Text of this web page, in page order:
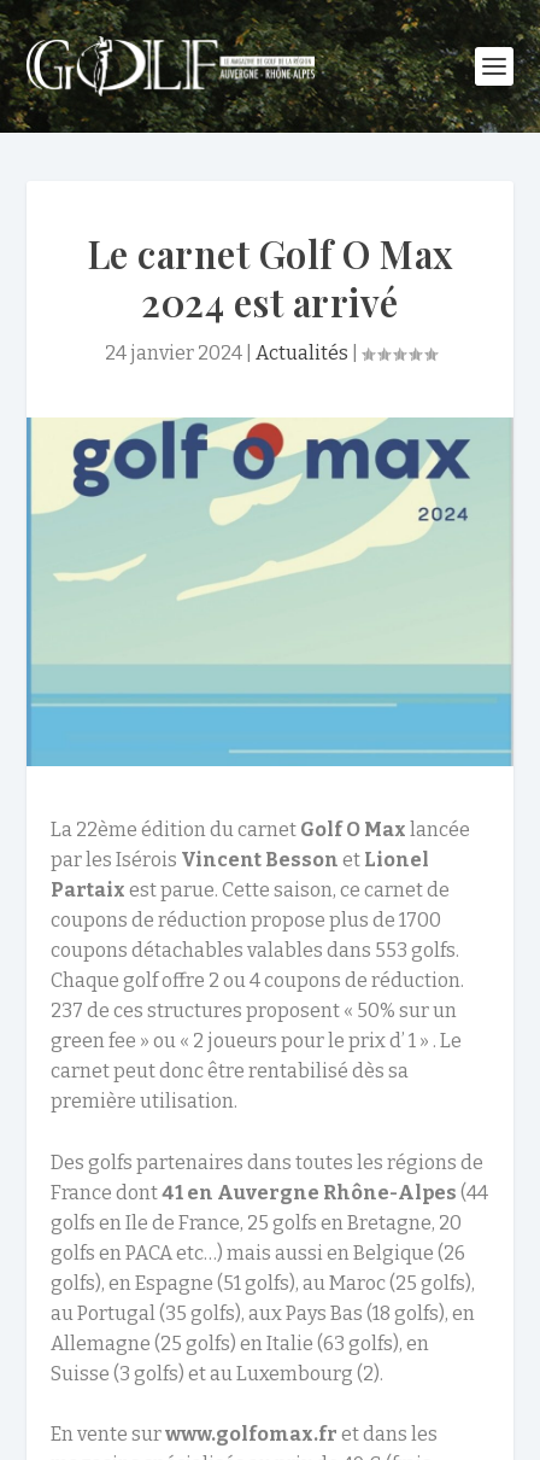
Le carnet Golf O Max
2024 est arrivé
24 janvier 2024| Actualités
La 22ème édition du carnet Golf O Max lancée
par les Isérois Vincent Besson et Lionel
Partaix est parue. Cette saison, ce carnet de
coupons de réduction propose plus de 1700
coupons détachables valables dans 553 golfs.
Chaque golf offre 2 ou 4 coupons de réduction.
237 de ces structures proposent « 50% sur un
green fee » ou « 2 joueurs pour le prix d’ 1 » . Le
carnet peut donc être rentabilisé dès sa
première utilisation.
Des golfs partenaires dans toutes les régions de
France dont41 en Auvergne Rhône-Alpes (44
golfs en Ile de France, 25 golfs en Bretagne, 20
golfs en PACA etc…) mais aussi en Belgique (26
golfs), en Espagne (51 golfs), au Maroc (25 golfs),
au Portugal (35 golfs), aux Pays Bas (18 golfs), en
Allemagne (25 golfs) en Italie (63 golfs), en
Suisse (3 golfs) et au Luxembourg (2).
En vente surwww.golfomax.fr et dans les